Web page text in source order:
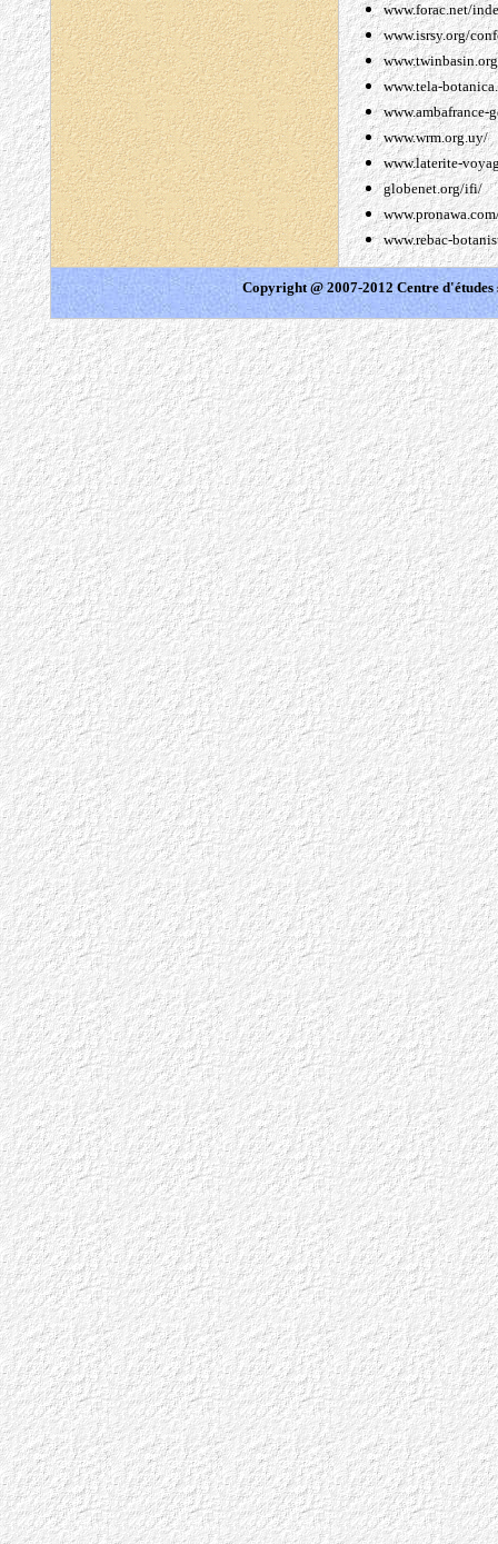
www.forac.net/
www.isrsy.org/
www.tela-
www.ambafrance-
www.wrm.org.uy/
www.laterite-
globenet.org/ifi/
www.rebac-
Copyright @ 2007-2012 Centre